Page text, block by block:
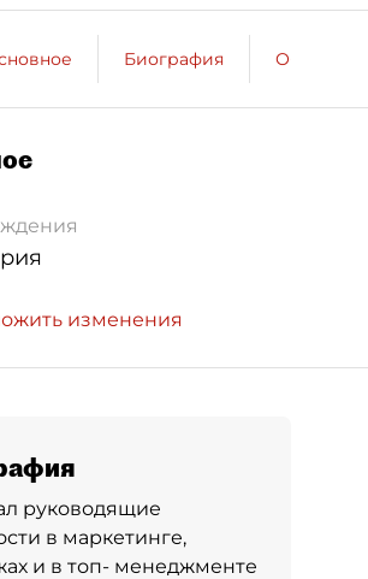
Биография
изменения
руководящие
в маркетинге,
и в топ- менеджменте